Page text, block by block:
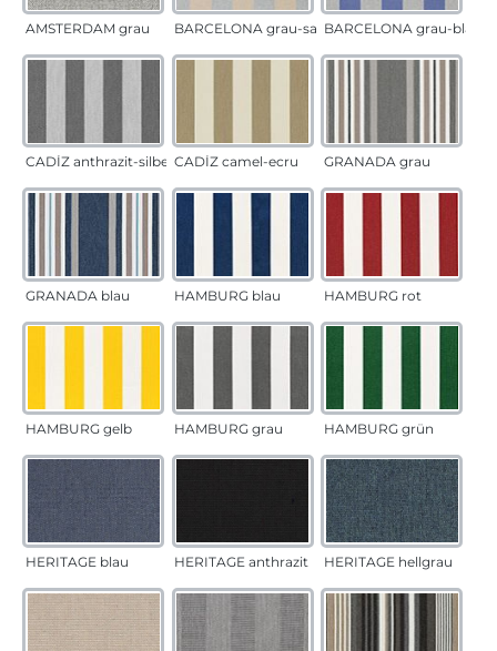
AMSTERDAM grau BARCELONA grau-sandBARCELONA grau-blau
CADÍZ anthrazit-silber CADÍZ camel-ecru GRANADA grau
GRANADA blau HAMBURG blau HAMBURG rot
HAMBURG gelb HAMBURG grau HAMBURG grün
HERITAGE blau HERITAGE anthrazit HERITAGE hellgrau